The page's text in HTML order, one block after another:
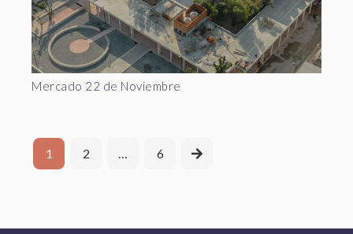
Mercado 22 de Noviembre
1 2 … 6